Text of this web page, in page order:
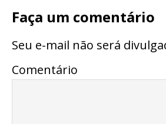
Faça um comentário
Seu e-mail não será
Comentário